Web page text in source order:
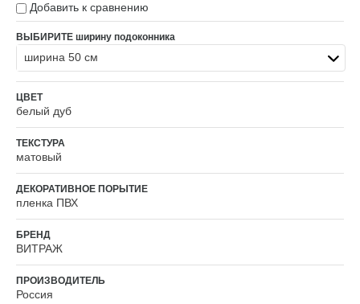
Добавить к сравнению
ВЫБИРИТЕ ширину подоконника
ширина 50 см
ЦВЕТ
белый дуб
ТЕКСТУРА
матовый
ДЕКОРАТИВНОЕ ПОРЫТИЕ
пленка ПВХ
БРЕНД
ВИТРАЖ
ПРОИЗВОДИТЕЛЬ
Россия